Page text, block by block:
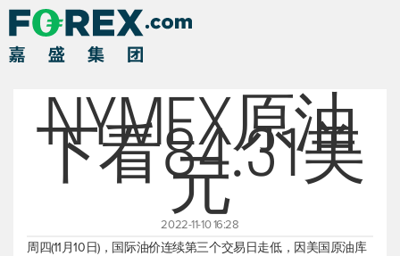
NYMEX原油
下看84.31美
元
2022-11-10 16:28
周四(11月10日)，国际油价连续第三个交易日走低，因美国原油库